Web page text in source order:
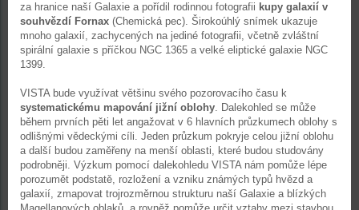
za hranice naší Galaxie a pořídil rodinnou fotografii kupy galaxií v
souhvězdí Fornax (Chemická pec). Širokoúhlý snímek ukazuje
mnoho galaxií, zachycených na jediné fotografii, včetně zvláštní
spirální galaxie s příčkou NGC 1365 a velké eliptické galaxie NGC
1399.
VISTA bude využívat většinu svého pozorovacího času k
systematickému mapování jižní oblohy. Dalekohled se může
během prvních pěti let angažovat v 6 hlavních průzkumech oblohy s
odlišnými vědeckými cíli. Jeden průzkum pokryje celou jižní oblohu
a další budou zaměřeny na menší oblasti, které budou studovány
podrobněji. Výzkum pomocí dalekohledu VISTA nám pomůže lépe
porozumět podstatě, rozložení a vzniku známých typů hvězd a
galaxií, zmapovat trojrozměrnou strukturu naší Galaxie a blízkých